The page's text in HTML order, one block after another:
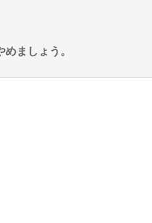
ましょう。